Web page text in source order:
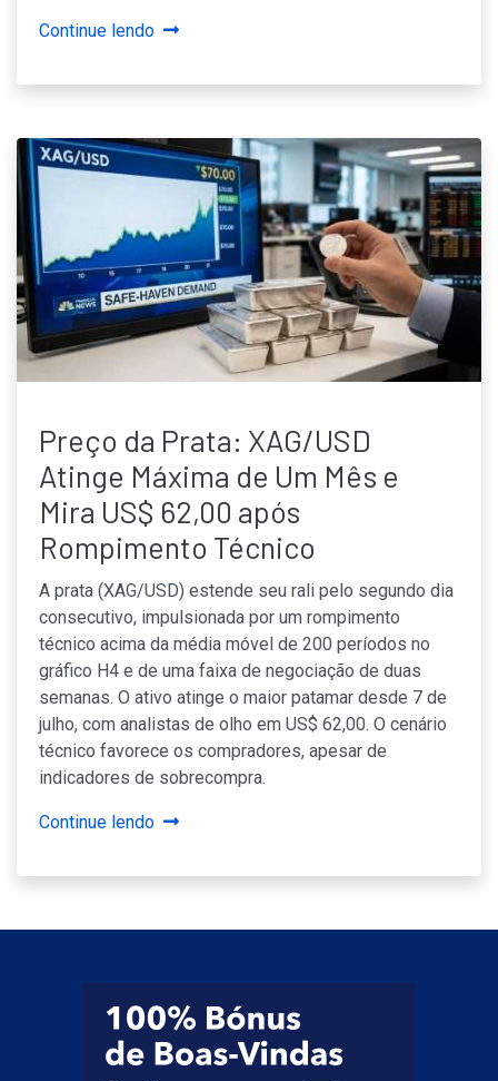
Continue lendo
Preço da Prata: XAG/USD
Atinge Máxima de Um Mês e
Mira US$ 62,00 após
Rompimento Técnico
A prata (XAG/USD) estende seu rali pelo segundo dia
consecutivo, impulsionada por um rompimento
técnico acima da média móvel de 200 períodos no
gráfico H4 e de uma faixa de negociação de duas
semanas. O ativo atinge o maior patamar desde 7 de
julho, com analistas de olho em US$ 62,00. O cenário
técnico favorece os compradores, apesar de
indicadores de sobrecompra.
Continue lendo